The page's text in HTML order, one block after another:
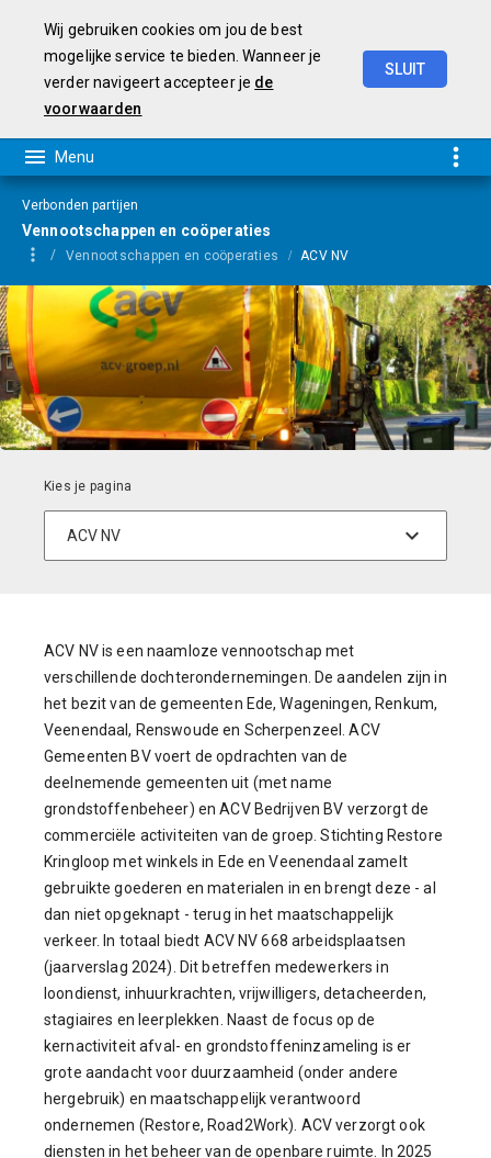
Wij gebruiken cookies om jou de best
mogelijke service te bieden. Wanneer je
verder navigeert accepteer je de
voorwaarden
SLUIT
Verbonden partijen
Vennootschappen en coöperaties
Vennootschappen en coöperaties ACV NV
ACV NV is een naamloze vennootschap met
verschillende dochterondernemingen. De aandelen zijn in
het bezit van de gemeenten Ede, Wageningen, Renkum,
Veenendaal, Renswoude en Scherpenzeel. ACV
Gemeenten BV voert de opdrachten van de
deelnemende gemeenten uit (met name
grondstoffenbeheer) en ACV Bedrijven BV verzorgt de
commerciële activiteiten van de groep. Stichting Restore
Kringloop met winkels in Ede en Veenendaal zamelt
gebruikte goederen en materialen in en brengt deze - al
dan niet opgeknapt - terug in het maatschappelijk
verkeer. In totaal biedt ACV NV 668 arbeidsplaatsen
(jaarverslag 2024). Dit betreffen medewerkers in
loondienst, inhuurkrachten, vrijwilligers, detacheerden,
stagiaires en leerplekken. Naast de focus op de
kernactiviteit afval- en grondstoffeninzameling is er
grote aandacht voor duurzaamheid (onder andere
hergebruik) en maatschappelijk verantwoord
ondernemen (Restore, Road2Work). ACV verzorgt ook
diensten in het beheer van de openbare ruimte. In 2025